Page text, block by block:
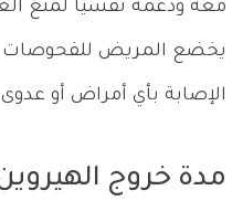
معه ودعمه نفسيًا لمنع
يخضع المريض للفحوصات
الإصابة بأي أمراض أو
مدة خروج